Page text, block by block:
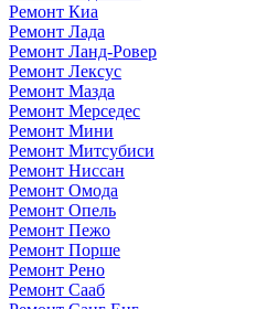
Ремонт Киа
Ремонт Лада
Ремонт Ланд-Ровер
Ремонт Лексус
Ремонт Мазда
Ремонт Мерседес
Ремонт Мини
Ремонт Митсубиси
Ремонт Ниссан
Ремонт Омода
Ремонт Опель
Ремонт Пежо
Ремонт Порше
Ремонт Рено
Ремонт Сааб